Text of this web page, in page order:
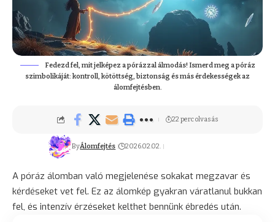
Fedezd fel, mit jelképez a pórázzal álmodás! Ismerd meg a póráz
szimbolikáját: kontroll, kötöttség, biztonság és más érdekességek az
álomfejtésben.
ByÁlomfejtés 2026.02.02.
22 perc olvasás
A póráz álomban való megjelenése sokakat megzavar és
kérdéseket vet fel. Ez az álomkép gyakran váratlanul bukkan
fel, és intenzív érzéseket kelthet bennünk ébredés után.